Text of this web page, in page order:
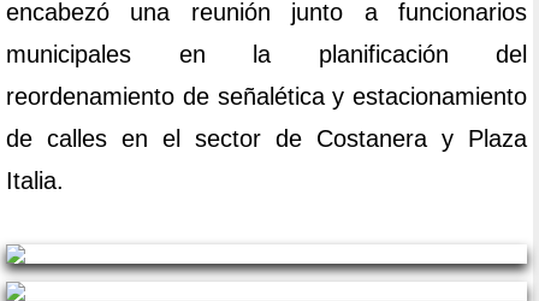
encabezó una reunión junto a funcionarios
municipales en la planificación del
reordenamiento de señalética y estacionamiento
de calles en el sector de Costanera y Plaza
Italia.